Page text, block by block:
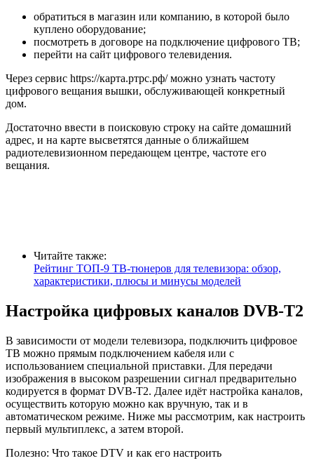
обратиться в магазин или компанию, в которой было
куплено оборудование;
посмотреть в договоре на подключение цифрового ТВ;
перейти на сайт цифрового телевидения.
Через сервис https://карта.ртрс.рф/ можно узнать частоту
цифрового вещания вышки, обслуживающей конкретный
дом.
Достаточно ввести в поисковую строку на сайте домашний
адрес, и на карте высветятся данные о ближайшем
радиотелевизионном передающем центре, частоте его
вещания.
Читайте также:
Рейтинг ТОП-9 ТВ-тюнеров для телевизора: обзор,
характеристики, плюсы и минусы моделей
Настройка цифровых каналов DVB-T2
В зависимости от модели телевизора, подключить цифровое
ТВ можно прямым подключением кабеля или с
использованием специальной приставки. Для передачи
изображения в высоком разрешении сигнал предварительно
кодируется в формат DVB-T2. Далее идёт настройка каналов,
осуществить которую можно как вручную, так и в
автоматическом режиме. Ниже мы рассмотрим, как настроить
первый мультиплекс, а затем второй.
Полезно: Что такое DTV и как его настроить